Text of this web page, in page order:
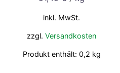
inkl. MwSt.
zzgl.Versandkosten
Produkt enthält: 0,2 kg